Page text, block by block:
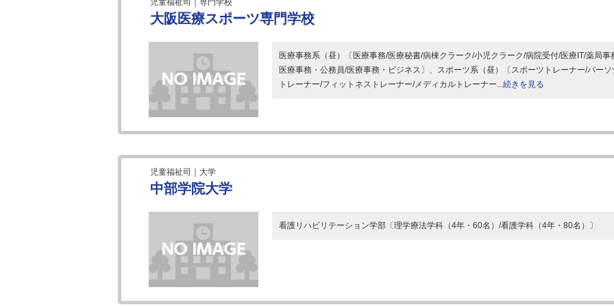
児童福祉司｜専門学校
大阪医療スポーツ専門学校
医療事務系（昼）〔医療事務/医療秘書/病棟クラーク/小児クラーク/病院受付/医療IT/薬局事
医療事務・公務員/医療事務・ビジネス〕、スポーツ系（昼）〔スポーツトレーナー/パーソ
トレーナー/フィットネストレーナー/メディカルトレーナー...続きを見る
児童福祉司｜大学
中部学院大学
看護リハビリテーション学部〔理学療法学科（4年・60名）/看護学科（4年・80名）〕